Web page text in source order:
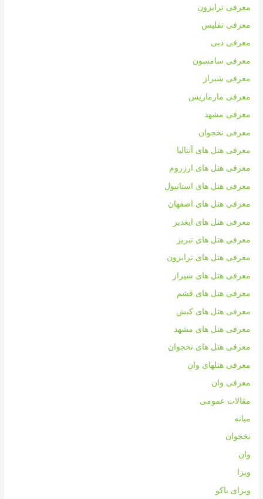
معرفی ترابزون
معرفی تفلیس
معرفی دبی
معرفی سامسون
معرفی شیراز
معرفی مارماریس
معرفی مشهد
معرفی نخجوان
معرفی هتل های آنتالیا
معرفی هتل های ارزروم
معرفی هتل های استانبول
معرفی هتل های اصفهان
معرفی هتل های ایغدیر
معرفی هتل های تبریز
معرفی هتل های ترابزون
معرفی هتل های شیراز
معرفی هتل های قشم
معرفی هتل های کیش
معرفی هتل های مشهد
معرفی هتل های نخجوان
معرفی هتلهای وان
معرفی وان
مقالات عمومی
میانه
نخجوان
وان
ویزا
ویزای باکو